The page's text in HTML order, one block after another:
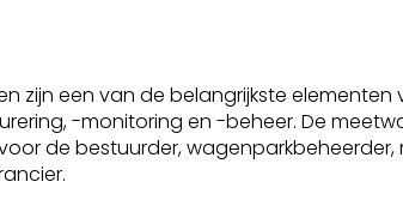
zijn een van de belangrijkste elementen
-monitoring en -beheer. De
de bestuurder, wagenparkbeheerder,